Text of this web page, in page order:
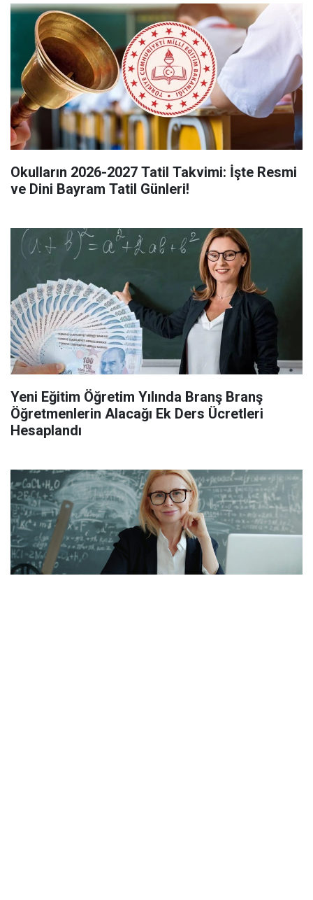
Okulların 2026-2027 Tatil Takvimi: İşte Resmi
ve Dini Bayram Tatil Günleri!
Yeni Eğitim Öğretim Yılında Branş Branş
Öğretmenlerin Alacağı Ek Ders Ücretleri
Hesaplandı